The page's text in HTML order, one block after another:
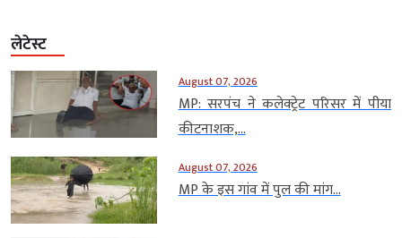
लेटेस्ट
August 07, 2026
MP: सरपंच ने कलेक्ट्रेट परिसर में पीया
कीटनाशक,...
August 07, 2026
MP के इस गांव में पुल की मांग...